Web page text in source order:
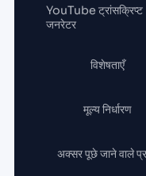
YouTube ट्रांसक्रिप्ट
जनरेटर
विशेषताएँ
मूल्य निर्धारण
अक्सर पूछे जाने वाले